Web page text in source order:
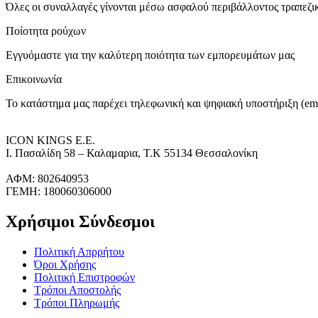
Όλες οι συναλλαγές γίνονται μέσω ασφαλού περιβάλλοντος
Ποίοτητα ρούχων
Εγγυόμαστε για την καλύτερη ποιότητα των εμπορευμάτων μας
Επικοινωνία
Το κατάστημα μας παρέχει τηλεφωνική και ψηφιακή υποστήριξη
ICON KINGS Ε.Ε.
Ι. Πασαλίδη 58 – Καλαμαρια, Τ.Κ 55134 Θεσσαλονίκη
ΑΦΜ: 802640953
ΓΕΜΗ: 180060306000
Χρήσιμοι Σύνδεσμοι
Πολιτική Απρρήτου
Όροι Χρήσης
Πολιτική Επιστροφών
Τρόποι Αποστολής
Τρόποι Πληρωμής